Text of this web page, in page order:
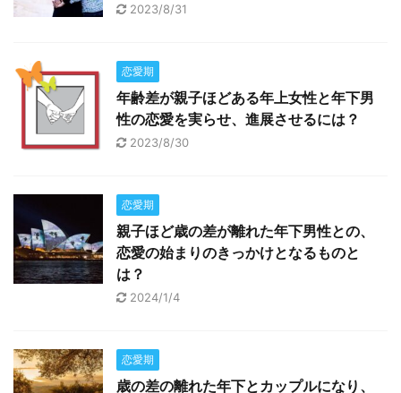
2023/8/31
恋愛期
年齢差が親子ほどある年上女性と年下男
性の恋愛を実らせ、進展させるには？
2023/8/30
恋愛期
親子ほど歳の差が離れた年下男性との、
恋愛の始まりのきっかけとなるものと
は？
2024/1/4
恋愛期
歳の差の離れた年下とカップルになり、